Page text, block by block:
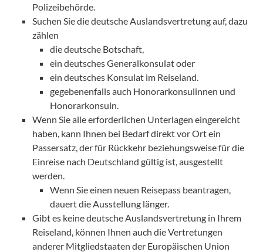
Polizeibehörde.
Suchen Sie die deutsche Auslandsvertretung auf, dazu
zählen
die deutsche Botschaft,
ein deutsches Generalkonsulat oder
ein deutsches Konsulat im Reiseland.
gegebenenfalls auch Honorarkonsulinnen und
Honorarkonsuln.
Wenn Sie alle erforderlichen Unterlagen eingereicht
haben, kann Ihnen bei Bedarf direkt vor Ort ein
Passersatz, der für Rückkehr beziehungsweise für die
Einreise nach Deutschland gültig ist, ausgestellt
werden.
Wenn Sie einen neuen Reisepass beantragen,
dauert die Ausstellung länger.
Gibt es keine deutsche Auslandsvertretung in Ihrem
Reiseland, können Ihnen auch die Vertretungen
anderer Mitgliedstaaten der Europäischen Union